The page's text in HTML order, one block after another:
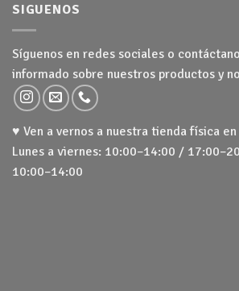
SIGUENOS
Síguenos en redes sociales o
informado sobre nuestros productos y
♥ Ven a vernos a nuestra tienda física
Lunes a viernes: 10:00–14:00 /
10:00–14:00